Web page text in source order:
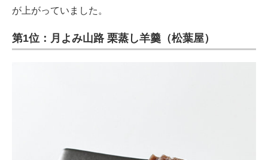
が上がっていました。
第1位：月よみ山路 栗蒸し羊羹（松葉屋）